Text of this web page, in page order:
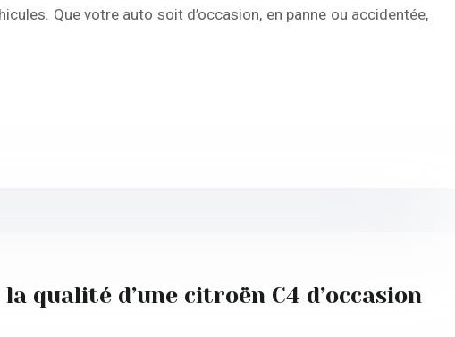
Que votre auto soit d’occasion, en panne ou accidentée,
qualité d’une citroën C4 d’occasion